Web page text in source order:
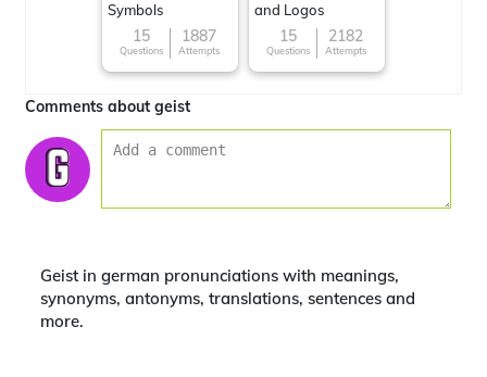
Symbols
15
Questions
1887
Attempts
and Logos
15
Questions
2182
Attempts
Comments about geist
Geist in german pronunciations with meanings,
synonyms, antonyms, translations, sentences and
more.